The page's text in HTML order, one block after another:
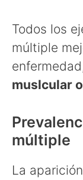
Todos los
múltiple
muslcular
múltiple
La